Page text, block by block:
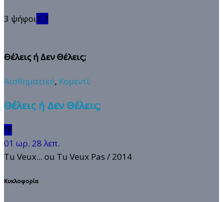
3 ψήφοι2.7
Θέλεις ή Δεν Θέλεις;
Αισθηματική, Κομεντί
Θέλεις ή Δεν Θέλεις;
👎
01 ωρ. 28 λεπ.
Tu Veux... ou Tu Veux Pas / 2014
Κυκλοφορία